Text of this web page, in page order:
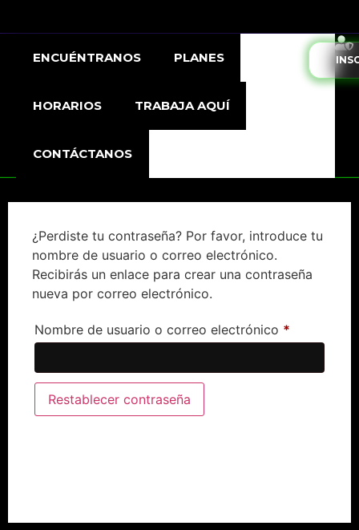
ENCUÉNTRANOS PLANES
HORARIOS TRABAJA AQUÍ
CONTÁCTANOS
¿Perdiste tu contraseña? Por favor, introduce tu
nombre de usuario o correo electrónico.
Recibirás un enlace para crear una contraseña
nueva por correo electrónico.
Nombre de usuario o correo electrónico *
Restablecer contraseña